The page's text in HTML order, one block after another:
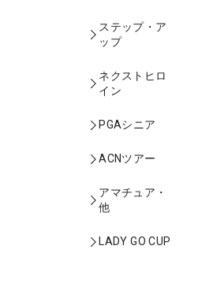
ステップ・ア
ップ
ネクストヒロ
イン
PGAシニア
ACNツアー
アマチュア・
他
LADY GO CUP